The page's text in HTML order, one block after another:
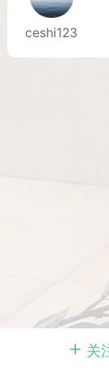
女
关
ceshi123